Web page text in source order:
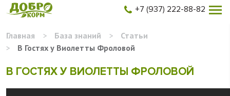
+7 (937) 222-88-82
Главная > База знаний >
Статьи
>
В Гостях у Виолетты Фроловой
В ГОСТЯХ У ВИОЛЕТТЫ ФРОЛОВОЙ